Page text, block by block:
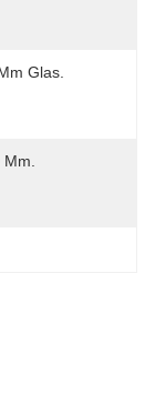
Glas.